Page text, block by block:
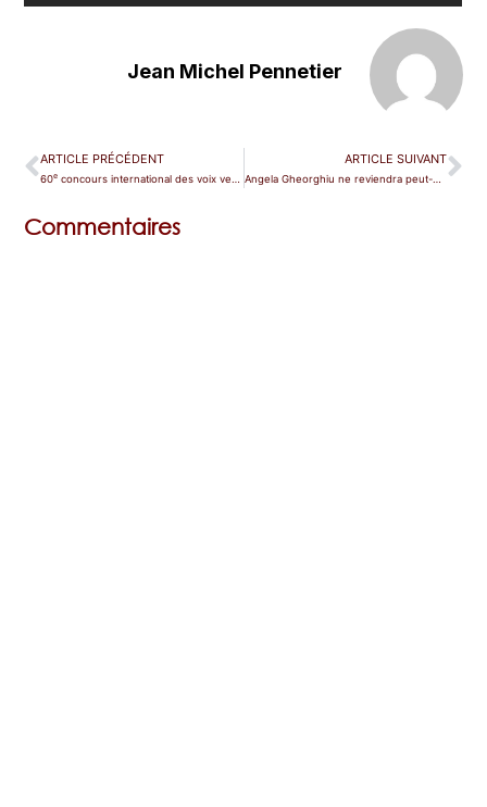
Jean Michel Pennetier
ARTICLE PRÉCÉDENT
60e concours international des voix verdiennes : le palmarès
ARTICLE SUIVANT
Angela Gheorghiu ne reviendra peut-être pas en Corée du Sud
Commentaires